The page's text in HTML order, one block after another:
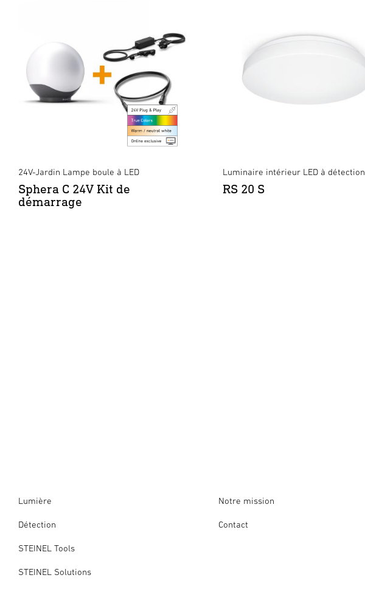
24V-Jardin Lampe boule à LED
Sphera C 24V Kit de
démarrage
Luminaire intérieur LED à détection
RS 20 S
Lumière
Détection
STEINEL Tools
STEINEL Solutions
Notre mission
Contact